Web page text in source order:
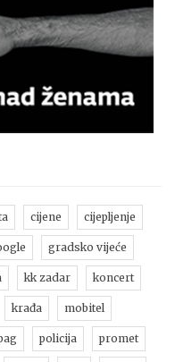
cijene cijepljenje
gradsko vijeće
kk zadar koncert
krađa mobitel
policija promet